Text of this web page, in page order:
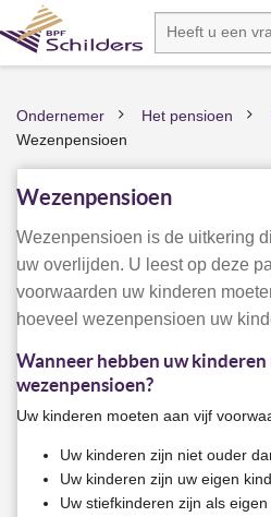
Ondernemer
Het pensioen
Wezenpensioen
Wezenpensioen
Wezenpensioen is de uitkering
uw overlijden. U leest op deze
voorwaarden uw kinderen
hoeveel wezenpensioen uw
Wanneer hebben uw
wezenpensioen?
Uw kinderen moeten aan vijf
Uw kinderen zijn niet ouder
Uw kinderen zijn uw eigen
Uw stiefkinderen zijn als